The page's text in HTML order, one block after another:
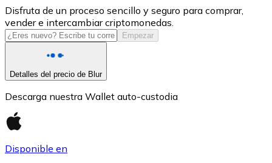
USD Coin
USDC
Disfruta de un proceso sencillo y seguro para comprar,
vender e intercambiar criptomonedas.
Empezar
Detalles del precio de Blur
Descarga nuestra Wallet auto-custodia
Disponible en